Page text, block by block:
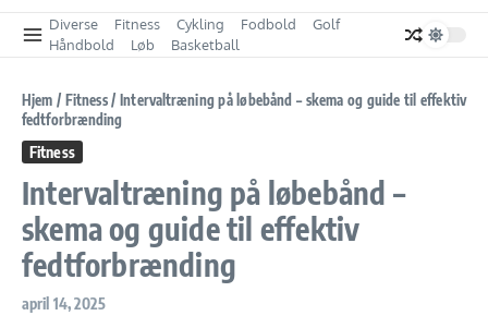
Diverse Fitness Cykling Fodbold
Golf
Håndbold
Løb Basketball
Hjem / Fitness/ Intervaltræning på løbebånd – skema og guide til effektiv
fedtforbrænding
Fitness
Intervaltræning på løbebånd –
skema og guide til effektiv
fedtforbrænding
april 14, 2025